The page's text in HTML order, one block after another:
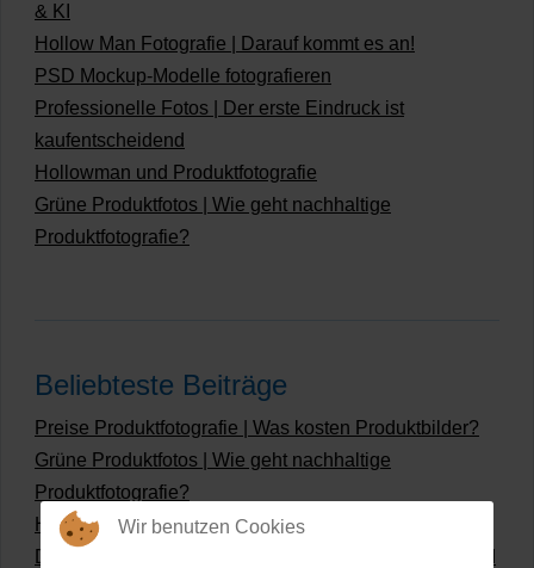
& KI
Hollow Man Fotografie | Darauf kommt es an!
PSD Mockup-Modelle fotografieren
Professionelle Fotos | Der erste Eindruck ist
kaufentscheidend
Hollowman und Produktfotografie
Grüne Produktfotos | Wie geht nachhaltige
Produktfotografie?
Beliebteste Beiträge
Preise Produktfotografie | Was kosten Produktbilder?
Grüne Produktfotos | Wie geht nachhaltige
Produktfotografie?
Hollow Man Fotografie | Darauf kommt es an!
Dateiformate und Bilder mit transparentem Hintergrund
Wir benutzen Cookies